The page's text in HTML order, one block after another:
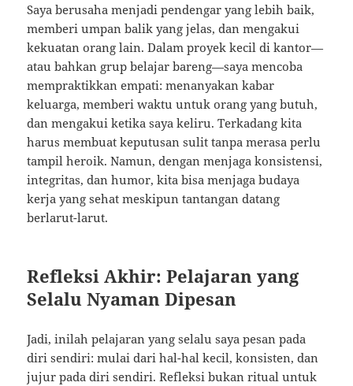
Saya berusaha menjadi pendengar yang lebih baik,
memberi umpan balik yang jelas, dan mengakui
kekuatan orang lain. Dalam proyek kecil di kantor—
atau bahkan grup belajar bareng—saya mencoba
mempraktikkan empati: menanyakan kabar
keluarga, memberi waktu untuk orang yang butuh,
dan mengakui ketika saya keliru. Terkadang kita
harus membuat keputusan sulit tanpa merasa perlu
tampil heroik. Namun, dengan menjaga konsistensi,
integritas, dan humor, kita bisa menjaga budaya
kerja yang sehat meskipun tantangan datang
berlarut-larut.
Refleksi Akhir: Pelajaran yang
Selalu Nyaman Dipesan
Jadi, inilah pelajaran yang selalu saya pesan pada
diri sendiri: mulai dari hal-hal kecil, konsisten, dan
jujur pada diri sendiri. Refleksi bukan ritual untuk